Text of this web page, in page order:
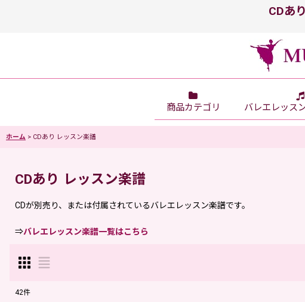
CDあ
商品カテゴリ バレエレッス
ホーム > CDあり レッスン楽譜
CDあり レッスン楽譜
CDが別売り、または付属されているバレエレッスン楽譜です。
⇒バレエレッスン楽譜一覧はこちら
42件